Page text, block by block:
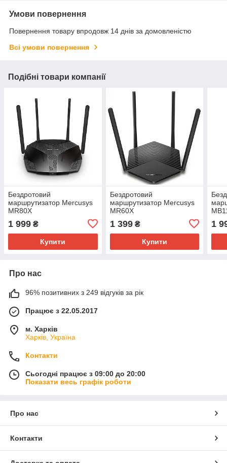
Умови повернення
Повернення товару впродовж 14 днів за домовленістю
Всі умови повернення
Подібні товари компанії
Бездротовий
маршрутизатор Mercusys
MR80X
1 999 ₴
Купити
Бездротовий
маршрутизатор Mercusys
MR60X
1 399₴
Купити
1
Про нас
96% позитивних з 249 відгуків за рік
Працює з 22.05.2017
м. Харків
Харків, Україна
Контакти
Сьогодні працює з 09:00 до 20:00
Показати весь графік роботи
Про нас
Контакти